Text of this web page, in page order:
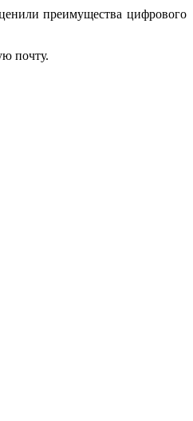
преимущества цифрового
почту.